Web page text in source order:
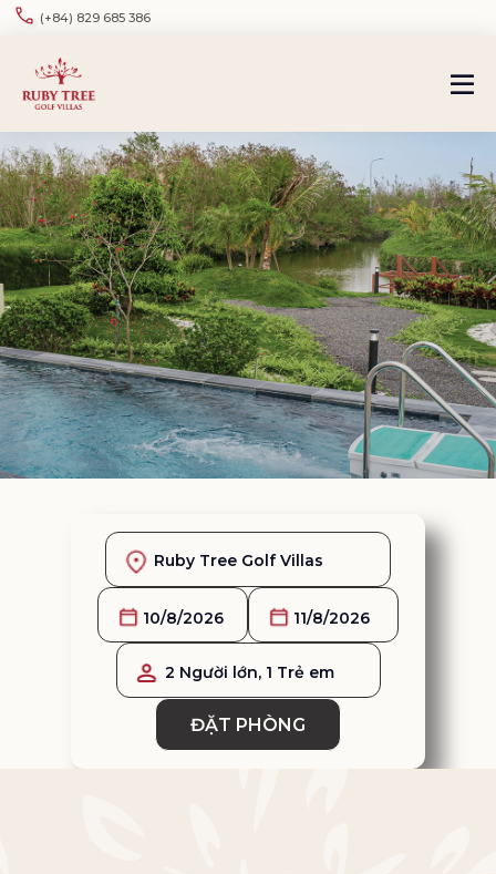
(+84) 829 685 386
2 Người lớn, 1 Trẻ em
ĐẶT PHÒNG